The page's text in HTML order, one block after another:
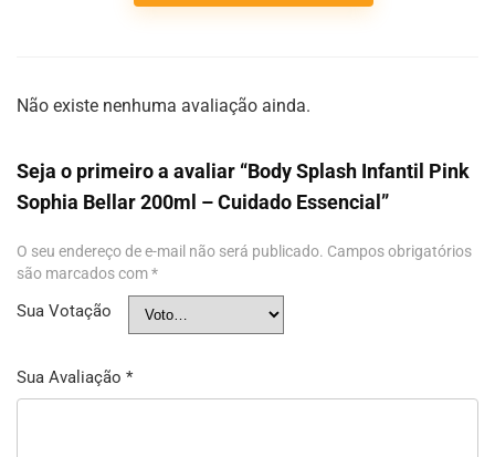
Não existe nenhuma avaliação ainda.
Seja o primeiro a avaliar “Body Splash Infantil Pink
Sophia Bellar 200ml – Cuidado Essencial”
O seu endereço de e-mail não será publicado. Campos obrigatórios
são marcados com*
Sua Votação
Sua Avaliação *